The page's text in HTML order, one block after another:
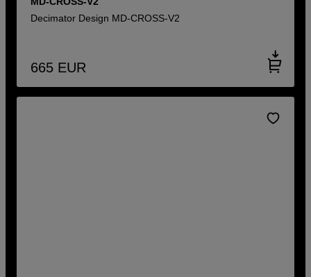
Decimator Design MD-CROSS-V2
665 EUR